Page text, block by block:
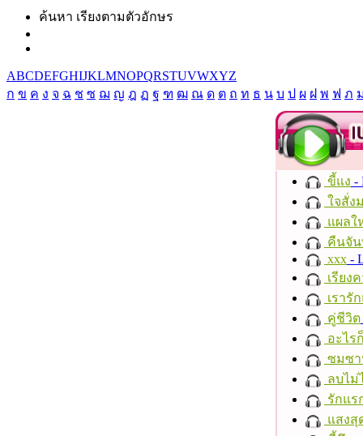
ค้นหา เรียงตามตัวอักษร
ABCDEFGHIJKLMNOPQRSTUVWXYZ
ก ข ค ง จ ฉ ช ซ ฌ ญ ฎ ฏ ฐ ฑ ฒ ณ ด ต ถ ท ธ น บ ป ผ ฝ พ ฟ ภ
ขี้แง -
ใจสั่ง
แผลใ
คืนจั
xxx -
เรียง
เรารั
คู่ชีวิต
อะไร
ซมซ
ลบไม่
รักแร
แสงสุ